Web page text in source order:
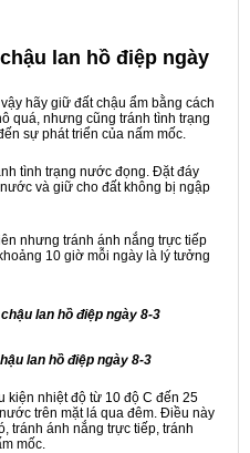
lan hồ điệp ngày
hãy giữ đất chậu ẩm bằng cách
quá, nhưng cũng tránh tình trạng
sự phát triển của nấm mốc.
tình trạng nước đọng. Đặt đáy
và giữ cho đất không bị ngập
nhưng tránh ánh nắng trực tiếp
10 giờ mỗi ngày là lý tưởng
lan hồ điệp ngày 8-3
kiện nhiệt độ từ 10 độ C đến 25
trên mặt lá qua đêm. Điều này
tránh ánh nắng trực tiếp, tránh
mốc.